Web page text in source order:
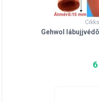
Gehwol